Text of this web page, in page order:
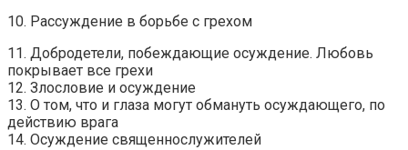
10. Рассуждение в борьбе с грехом
11. Добродетели, побеждающие осуждение. Любовь
покрывает все грехи
12. Злословие и осуждение
13. О том, что и глаза могут обмануть осуждающего, по
действию врага
14. Осуждение священнослужителей